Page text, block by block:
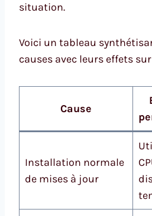
situation.
Voici un tableau
causes avec leurs effets
Cause
Installation normale
de mises à jour